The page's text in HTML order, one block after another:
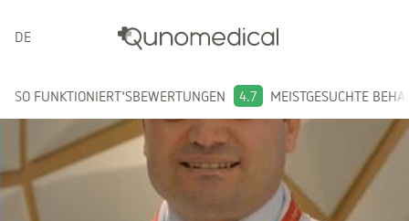
DEUTSCH
SO FUNKTIONIERT'SBEWERTUNGEN 4.7 MEISTGESUCHTE